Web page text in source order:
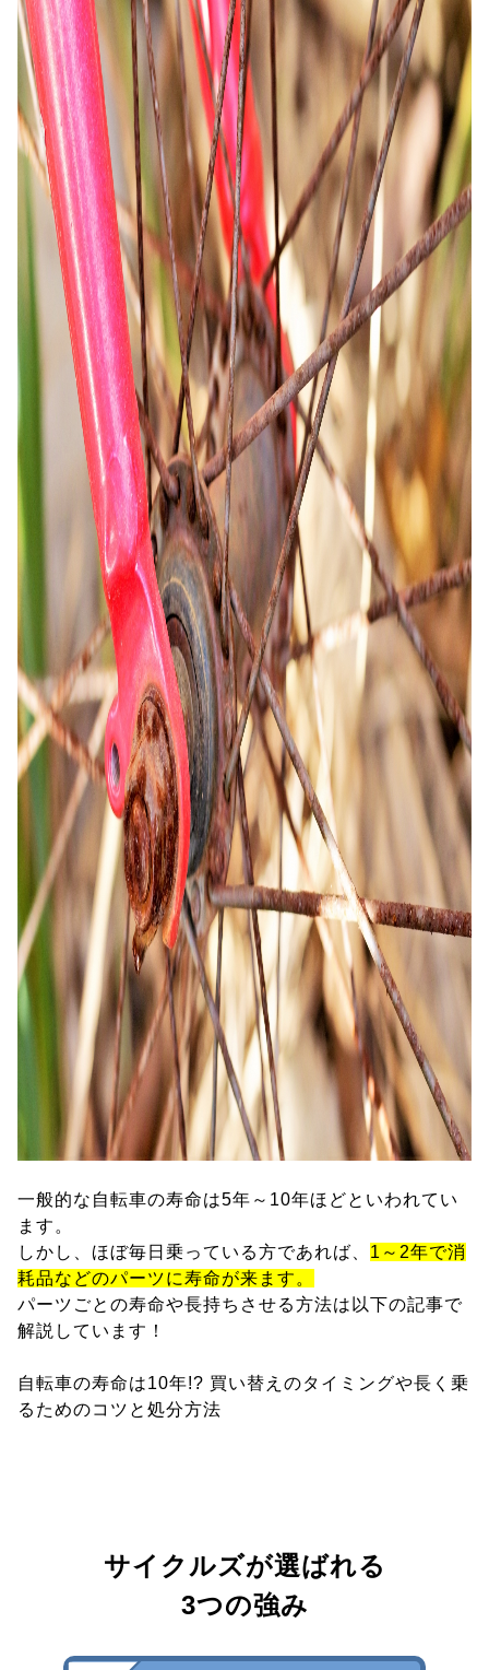
一般的な自転車の寿命は5年～10年ほどといわれてい
ます。
しかし、ほぼ毎日乗っている方であれば、 1～2年で消
耗品などのパーツに寿命が来ます。
パーツごとの寿命や長持ちさせる方法は以下の記事で
解説しています！
自転車の寿命は10年!? 買い替えのタイミングや長く乗
るためのコツと処分方法
サイクルズが選ばれる
3つの強み